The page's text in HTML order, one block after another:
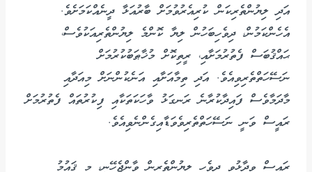
އަދި ލިޔުންތެރިކަން ކުރިއެރުވުމަށް ބާރުއަޅާ ދީނެއްކަމަށެވެ.
އެހެންކަމުން، ދިވެހިބަހުން ލިޔާ ކޮންމެ ލިޔުންތެރިއަކުވެސް،
ޙައްޤުބަސް ފެތުރުމަށާއި، ރީތިކޮށް މުޚާޠަބުކުރުމަށް
ނަސޭހަތްތެރިވިއެވެ. އަދި ތިމާއަށާއި އަނެކުންނަށް މިއަދާއި
މާދަމާވެސް ފައިދާކުރާނެ ރަނގަޅު ވާހަކަތަކާއި ފިކުރުތައް ފެތުރުމަށް
ރައީސް ވަނީ ނަސޭހަތްތެރިވެވަޑާއިގެންނެވިއެވެ.
ރައީސް ވިދާޅުވީ ދިވެހި ލިޔުންތެރިން ވާންޖެހޭނީ، މި ޤައުމު